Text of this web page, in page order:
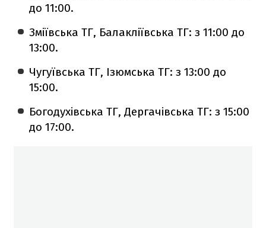
до 11:00.
Зміївська ТГ, Балакліївська ТГ: з 11:00 до
13:00.
Чугуївська ТГ, Ізюмська ТГ: з 13:00 до
15:00.
Богодухівська ТГ, Дергачівська ТГ: з 15:00
до 17:00.